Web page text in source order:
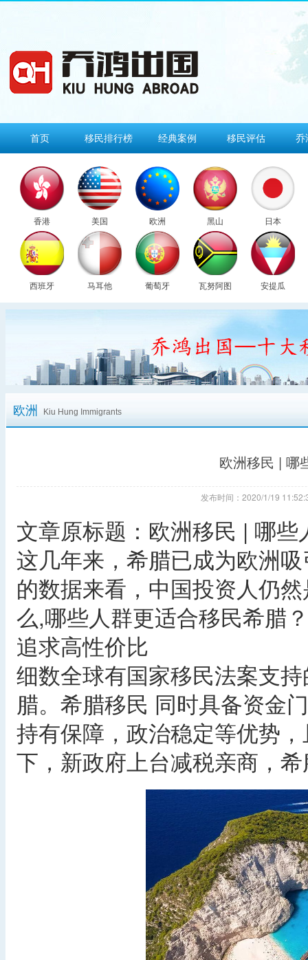
首页 移民排行榜 经典案例 移民评估 乔
香港 美国 欧洲 黑山 日本
西班牙 马耳他 葡萄牙 瓦努阿图 安提瓜
欧洲 Kiu Hung Immigrants
欧洲移民 | 哪
发布时间：2020/1/19
文章原标题：欧洲移民 | 哪
这几年来，希腊已成为欧洲
的数据来看，中国投资人仍
么,哪些人群更适合移民希腊？
追求高性价比
细数全球有国家移民法案支
腊。希腊移民 同时具备资金
持有保障，政治稳定等优势
下，新政府上台减税亲商，